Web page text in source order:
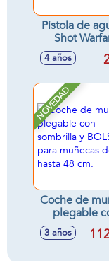
Pistola de
Shot
pequeña
Modelos
4 años
NOVEDAD
Coche de
plegable
sombrilla y
- para
3 años